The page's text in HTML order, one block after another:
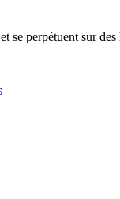
se perpétuent sur